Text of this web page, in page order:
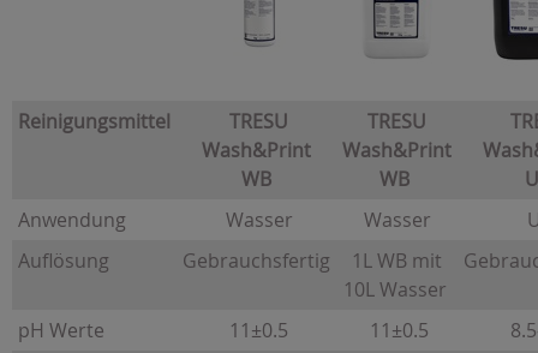
Reinigungsmittel
TRESU
Wash&Print
WB
TRESU
Wash&Print
WB
Anwendung
Wasser Wasser
Auflösung
Gebrauchsfertig
1L WB mit
10L Wasser
pH Werte 11±0.5 11±0.5